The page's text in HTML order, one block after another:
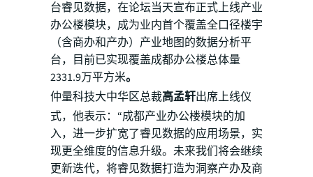
台睿见数据，在论坛当天宣布正式上线产业
办公楼模块，成为业内首个覆盖全口径楼宇
（含商办和产办）产业地图的数据分析平
台，目前已实现覆盖成都办公楼总体量
2331.9万平方米。
仲量科技大中华区总裁高孟轩出席上线仪
式，他表示：“成都产业办公楼模块的加
入，进一步扩宽了睿见数据的应用场景，实
现更全维度的信息升级。未来我们将会继续
更新迭代，将睿见数据打造为洞察产办及商